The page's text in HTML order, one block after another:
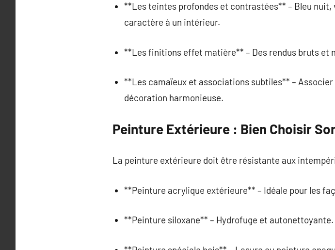
**Les teintes profondes et contrastées** – Bleu
caractère à un intérieur.
**Les finitions effet matière** – Des rendus bruts et
**Les camaïeux et associations subtiles** –
décoration harmonieuse.
Peinture Extérieure : Bien Choisir
La peinture extérieure doit être résistante aux
**Peinture acrylique extérieure** – Idéale pour les
**Peinture siloxane** – Hydrofuge et autonettoyante.